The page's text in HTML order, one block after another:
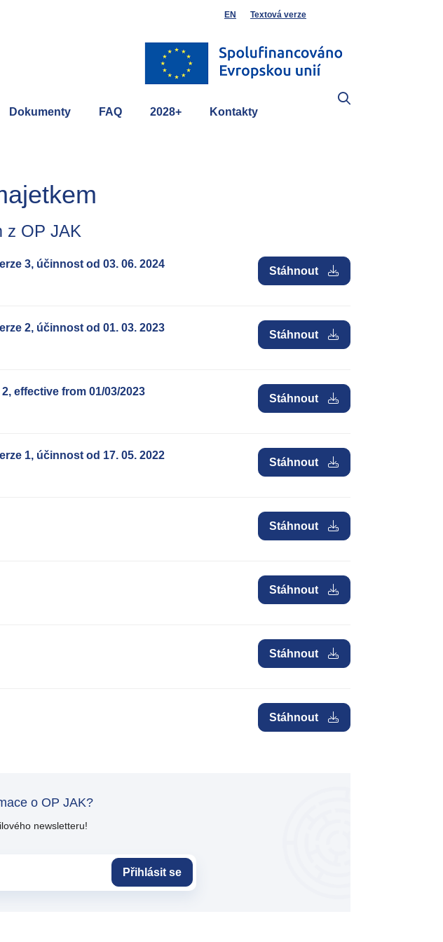
EN Textová verze
Dokumenty FAQ 2028+ Kontakty
z OP JAK
3, účinnost od 03. 06. 2024
Stáhnout
2, účinnost od 01. 03. 2023
Stáhnout
effective from 01/03/2023
Stáhnout
1, účinnost od 17. 05. 2022
Stáhnout
Stáhnout
Stáhnout
Stáhnout
Stáhnout
o OP JAK?
newsletteru!
Přihlásit se